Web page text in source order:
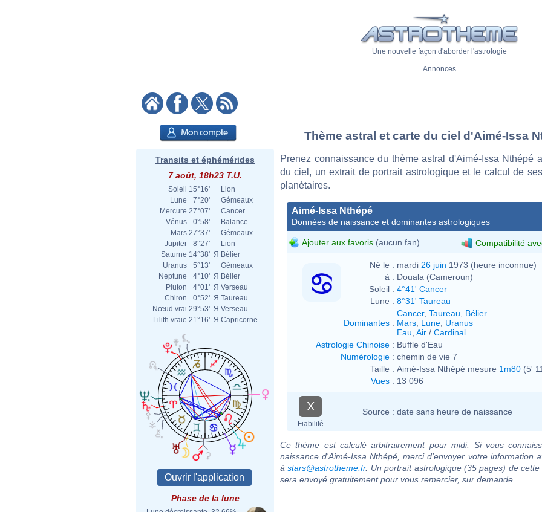
Une nouvelle façon d'aborder l'astrologie
Annonces
Transits et éphémérides
7 août, 18h23 T.U.
Soleil 15°16'
Lion
Lune
7°20'
Gémeaux
Mercure 27°07'
Cancer
Vénus
0°58'
Balance
Mars 27°37'
Gémeaux
Jupiter
8°27'
Lion
Saturne 14°38' Я Bélier
Uranus
5°13'
Gémeaux
Neptune
4°10' Я Bélier
Pluton
4°01' Я Verseau
Chiron
0°52' Я Taureau
Nœud vrai 29°53' Я Verseau
Lilith vraie 21°16' Я Capricorne
Phase de la lune
Thème astral et carte du ciel d'Aimé-Issa
Prenez connaissance du thème astral d'Aimé-Issa Nthépé
du ciel, un extrait de portrait astrologique et le calcul de
planétaires.
Aimé-Issa Nthépé
Données de naissance et dominantes astrologiques
Ajouter aux favoris (aucun fan) Compatibilité
Né le : mardi 26 juin 1973 (heure inconnue)
à : Douala (Cameroun)
Soleil : 4°41' Cancer
Lune : 8°31' Taureau
Dominantes :
Cancer, Taureau
Bélier
Mars Lune Uranus
Eau Air / Cardinal
Astrologie Chinoise : Buffle d'Eau
Numérologie : chemin de vie 7
Taille : Aimé-Issa Nthépé mesure 1m80 (5'
Vues : 13 096
X
Fiabilité
Source : date sans heure de naissance
Ce thème est calculé arbitrairement pour midi. Si vous
naissance d'Aimé-Issa Nthépé, merci d'envoyer votre information
àstars@astrotheme.fr. Un portrait astrologique (35 pages) de
sera envoyé gratuitement pour vous remercier, sur demande.